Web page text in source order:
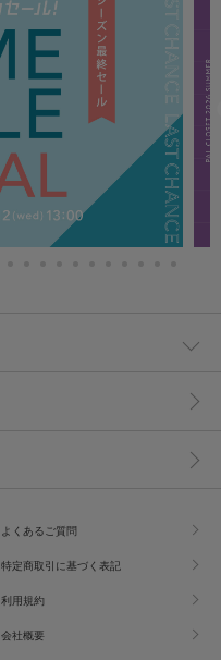
よくあるご質問
特定商取引に基づく表記
利用規約
会社概要